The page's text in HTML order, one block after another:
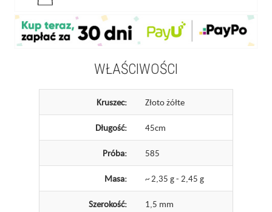
WŁAŚCIWOŚCI
Kruszec: Złoto żółte
Długość: 45cm
Próba: 585
Masa: ~ 2,35 g - 2,45 g
Szerokość: 1,5 mm